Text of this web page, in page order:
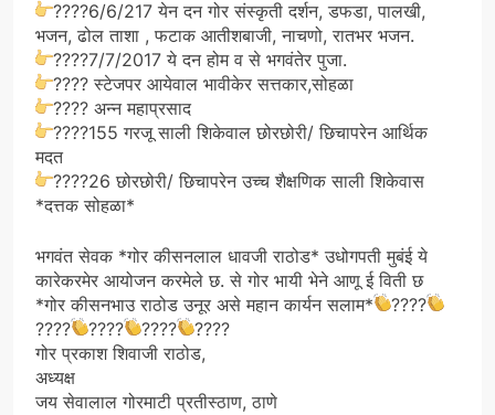
????6/6/217 येन दन गोर संस्कृती दर्शन, डफडा, पालखी,
भजन, ढोल ताशा , फटाक आतीशबाजी, नाचणो, रातभर भजन.
????7/7/2017 ये दन होम व से भगवंतेर पुजा.
???? स्टेजपर आयेवाल भावीकेर सत्तकार,सोहळा
???? अन्न महाप्रसाद
????155 गरजू साली शिकेवाल छोरछोरी/ छिचापरेन आर्थिक
मदत
????26 छोरछोरी/ छिचापरेन उच्च शैक्षणिक साली शिकेवास
*दत्तक सोहळा*
भगवंत सेवक *गोर कीसनलाल धावजी राठोड* उधोगपती मुबंई ये
कारेकरमेर आयोजन करमेले छ. से गोर भायी भेने आणू ई विती छ
*गोर कीसनभाउ राठोड उनूर असे महान कार्यन सलाम*
????
????
???? ????
????
गोर प्रकाश शिवाजी राठोड,
अध्यक्ष
जय सेवालाल गोरमाटी प्रतीस्ठाण, ठाणे